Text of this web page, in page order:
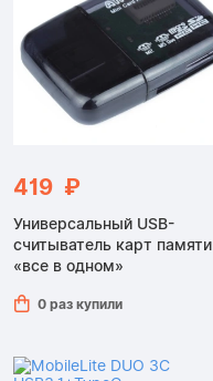
419 ₽
Универсальный USB-
считыватель карт памяти
«все в одном»
0 раз купили